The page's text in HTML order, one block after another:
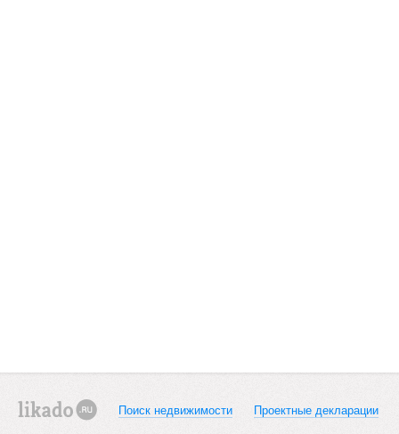
Поиск недвижимости Проектные декларации